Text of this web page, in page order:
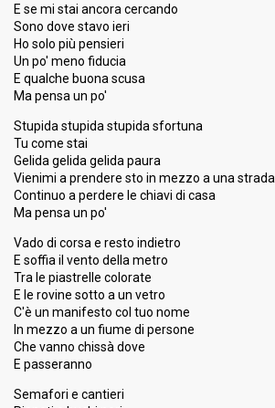
E se mi stai ancora cercando
Sono dove stavo ieri
Ho solo più pensieri
Un po' meno fiducia
E qualche buona scusa
Ma pensa un po'
Stupida stupida stupida sfortuna
Tu come stai
Gelida gelida gelida paura
Vienimi a prendere sto in mezzo a una strada
Continuo a perdere le chiavi di casa
Ma pensa un po'
Vado di corsa e resto indietro
E soffia il vento della metro
Tra le piastrelle colorate
E le rovine sotto a un vetro
C'è un manifesto col tuo nome
In mezzo a un fiume di persone
Che vanno chissà dove
E passeranno
Semafori e cantieri